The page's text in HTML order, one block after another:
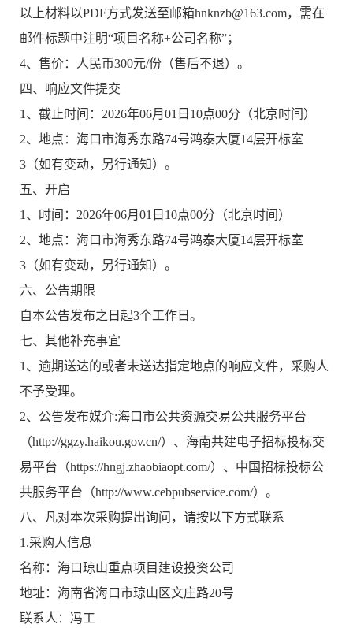
以上材料以PDF方式发送至邮箱hnknzb@163.com，需在
邮件标题中注明“项目名称+公司名称”；
4、售价：人民币300元/份（售后不退）。
四、响应文件提交
1、截止时间：2026年06月01日10点00分（北京时间）
2、地点：海口市海秀东路74号鸿泰大厦14层开标室
3（如有变动，另行通知）。
五、开启
1、时间：2026年06月01日10点00分（北京时间）
2、地点：海口市海秀东路74号鸿泰大厦14层开标室
3（如有变动，另行通知）。
六、公告期限
自本公告发布之日起3个工作日。
七、其他补充事宜
1、逾期送达的或者未送达指定地点的响应文件，采购人
不予受理。
2、公告发布媒介:海口市公共资源交易公共服务平台
（http://ggzy.haikou.gov.cn/）、海南共建电子招标投标交
易平台（https://hngj.zhaobiaopt.com/）、中国招标投标公
共服务平台（http://www.cebpubservice.com/）。
八、凡对本次采购提出询问，请按以下方式联系
1.采购人信息
名称：海口琼山重点项目建设投资公司
地址：海南省海口市琼山区文庄路20号
联系人：冯工